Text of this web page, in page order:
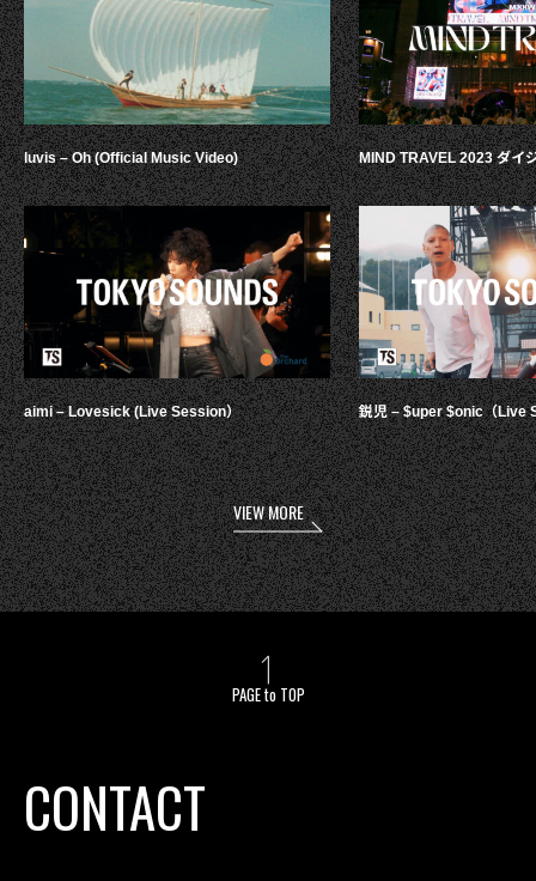
luvis – Oh (Official Music Video)
aimi – Lovesick (Live Session）
MIND TRAVEL 2023 ダイ
鋭児 – $uper $onic（Live
VIEW MORE
PAGE to TOP
CONTACT